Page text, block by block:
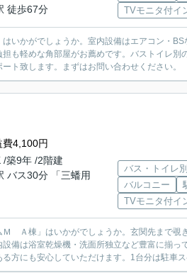
徒歩67分
TVモニタ付イ
いかがでしょうか。室内設備はエアコン・
も軽めな角部屋がお薦めです。バストイレ別
ト致します。まずはお問い合わせください。
4,100円
/築9年 /2階建
バス30分 「三蟠用
バス・トイレ別
バルコニー
TVモニタ付イ
Ａ棟」はいかがでしょうか。玄関先まで覗
備は浴室乾燥機・洗面所独立など豊富に揃っ
方にも安心していただけます。1台分は駐車